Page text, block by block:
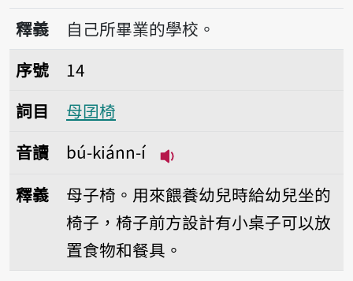
播放音讀bú-hāu
釋義
自己所畢業的學校。
序號14母囝椅
序號
14
詞目
母囝椅
音讀
bú-kiánn-í
釋義
母子椅。用來餵養幼兒時給幼兒坐的
椅子，椅子前方設計有小桌子可以放
置食物和餐具。